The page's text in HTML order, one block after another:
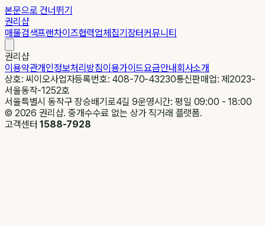
본문으로 건너뛰기
권리샵
매물검색프랜차이즈협력업체집기장터커뮤니티
권리샵
이용약관개인정보처리방침이용가이드요금안내회사소개
상호: 씨이오사업자등록번호: 408-70-43230통신판매업: 제2023-
서울동작-1252호
서울특별시 동작구 장승배기로4길 9운영시간: 평일 09:00 - 18:00
© 2026 권리샵. 중개수수료 없는 상가 직거래 플랫폼.
고객센터1588-7928